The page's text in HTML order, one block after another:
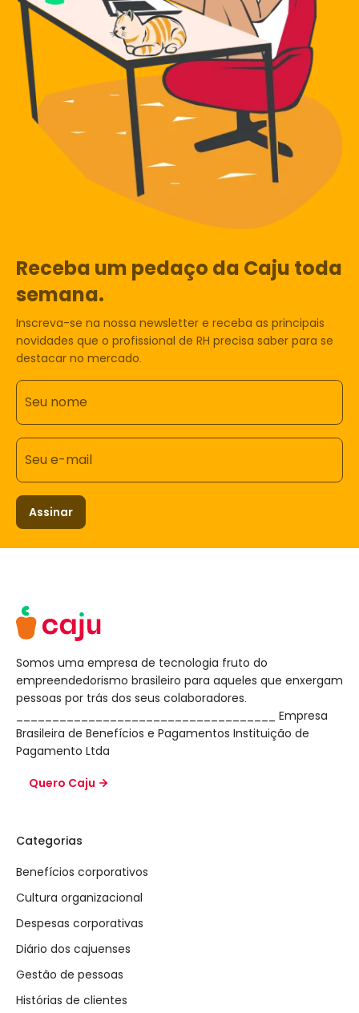
Receba um pedaço da Caju toda
semana.
Inscreva-se na nossa newsletter e receba as principais
novidades que o profissional de RH precisa saber para se
destacar no mercado.
Seu nome
Seu e-mail
Assinar
Somos uma empresa de tecnologia fruto do
empreendedorismo brasileiro para aqueles que enxergam
pessoas por trás dos seus colaboradores.
____________________________________ Empresa
Brasileira de Benefícios e Pagamentos Instituição de
Pagamento Ltda
Quero Caju
Categorias
Benefícios corporativos
Cultura organizacional
Despesas corporativas
Diário dos cajuenses
Gestão de pessoas
Histórias de clientes